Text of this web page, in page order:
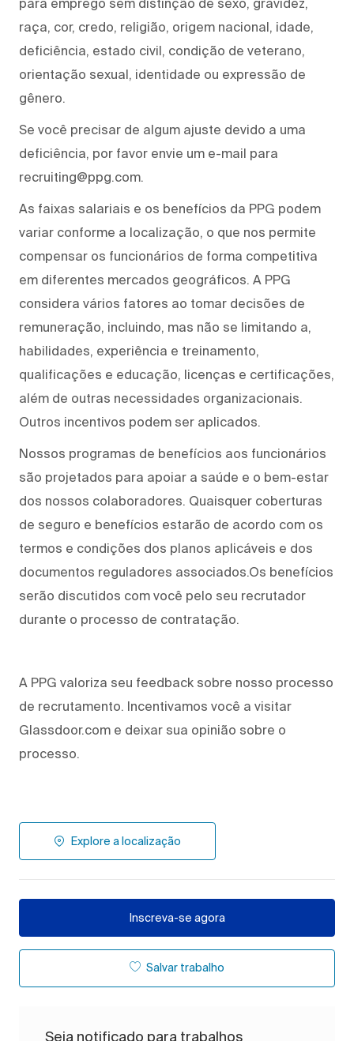
para emprego sem distinção de sexo, gravidez,
raça, cor, credo, religião, origem nacional, idade,
deficiência, estado civil, condição de veterano,
orientação sexual, identidade ou expressão de
gênero.
Se você precisar de algum ajuste devido a uma
deficiência, por favor envie um e-mail para
recruiting@ppg.com.
As faixas salariais e os benefícios da PPG podem
variar conforme a localização, o que nos permite
compensar os funcionários de forma competitiva
em diferentes mercados geográficos. A PPG
considera vários fatores ao tomar decisões de
remuneração, incluindo, mas não se limitando a,
habilidades, experiência e treinamento,
qualificações e educação, licenças e certificações,
além de outras necessidades organizacionais.
Outros incentivos podem ser aplicados.
Nossos programas de benefícios aos funcionários
são projetados para apoiar a saúde e o bem-estar
dos nossos colaboradores. Quaisquer coberturas
de seguro e benefícios estarão de acordo com os
termos e condições dos planos aplicáveis e dos
documentos reguladores associados.Os benefícios
serão discutidos com você pelo seu recrutador
durante o processo de contratação.
A PPG valoriza seu feedback sobre nosso processo
de recrutamento. Incentivamos você a visitar
Glassdoor.com e deixar sua opinião sobre o
processo.
Explore a localização
Inscreva-se agora
Salvar trabalho
Seja notificado para trabalhos